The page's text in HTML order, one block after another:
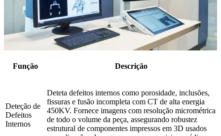
Função Descrição
Deteção de
Defeitos
Internos
Deteta defeitos internos como porosidade, inclusões,
fissuras e fusão incompleta com CT de alta energia
450KV. Fornece imagens com resolução micrométrica
de todo o volume da peça, assegurando robustez
estrutural de componentes impressos em 3D usados